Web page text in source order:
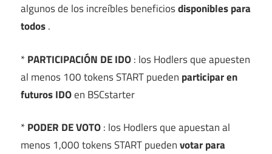
algunos de los increíbles beneficiosdisponibles para
todos.
*PARTICIPACIÓN DE IDO: los Hodlers que apuesten
al menos 100 tokens START pueden participar en
futuros IDOen BSCstarter
*PODER DE VOTO: los Hodlers que apuestan al
menos 1,000 tokens START puedenvotar para